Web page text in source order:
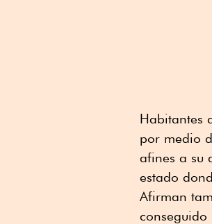
Habitantes
por medio
afines a su
estado
Afirman
conseguido